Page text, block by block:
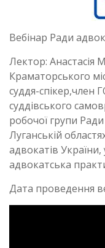
Вебінар Ради
Лектор:
Краматорського
суддя-спікер,член
суддівського
робочої групи
Луганській
адвокатів
адвокатська
Дата проведення